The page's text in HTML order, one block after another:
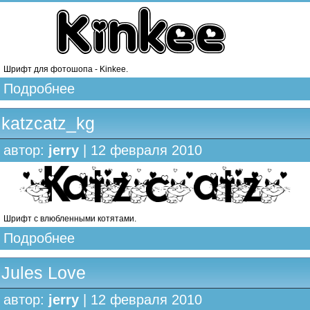
Шрифт для фотошопа - Kinkee.
Подробнее
katzcatz_kg
автор: jerry | 12 февраля 2010
Шрифт с влюбленными котятами.
Подробнее
Jules Love
автор: jerry | 12 февраля 2010